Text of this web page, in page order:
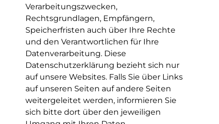
Verarbeitungszwecken,
Rechtsgrundlagen, Empfängern,
Speicherfristen auch über Ihre Rechte
und den Verantwortlichen für Ihre
Datenverarbeitung. Diese
Datenschutzerklärung bezieht sich nur
auf unsere Websites. Falls Sie über Links
auf unseren Seiten auf andere Seiten
weitergeleitet werden, informieren Sie
sich bitte dort über den jeweiligen